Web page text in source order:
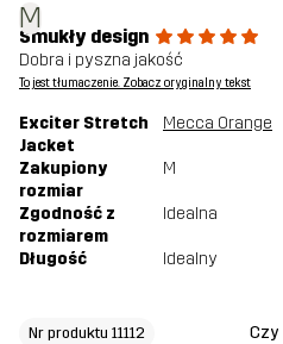
M
Smukły design
Dobra i pyszna jakość
To jest tłumaczenie. Zobacz oryginalny tekst
Exciter Stretch
Jacket
Mecca Orange
Zakupiony
rozmiar
M
Zgodność z
rozmiarem
Idealna
Długość Idealny
Nr produktu 11112 Czy